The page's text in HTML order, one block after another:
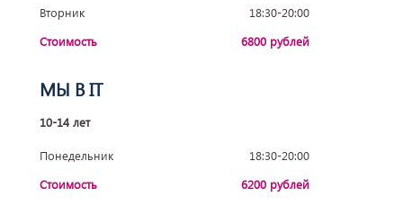
Вторник
18:30-20:00
Стоимость
6800 рублей
МЫ В IT
10-14 лет
Понедельник
18:30-20:00
Стоимость
6200 рублей